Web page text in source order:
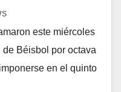
este miércoles
Béisbol por octava
en el quinto